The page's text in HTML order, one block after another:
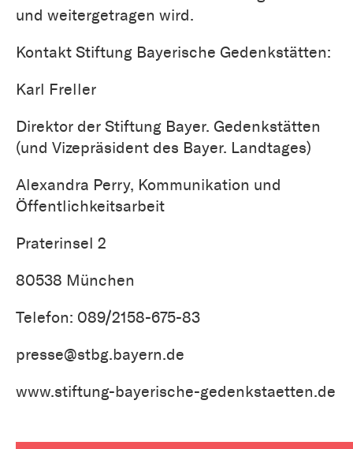
und weitergetragen wird.
Kontakt Stiftung Bayerische Gedenkstätten:
Karl Freller
Direktor der Stiftung Bayer. Gedenkstätten
(und Vizepräsident des Bayer. Landtages)
Alexandra Perry, Kommunikation und
Öffentlichkeitsarbeit
Praterinsel 2
80538 München
Telefon: 089/2158-675-83
presse@stbg.bayern.de
www.stiftung-bayerische-gedenkstaetten.de